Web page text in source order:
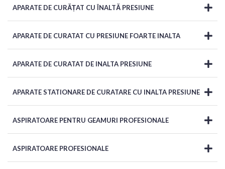
APARATE DE CURĂȚAT CU ÎNALTĂ PRESIUNE
APARATE DE CURATAT CU PRESIUNE FOARTE INALTA
APARATE DE CURATAT DE INALTA PRESIUNE
APARATE STATIONARE DE CURATARE CU INALTA PRESIUNE
ASPIRATOARE PENTRU GEAMURI PROFESIONALE
ASPIRATOARE PROFESIONALE